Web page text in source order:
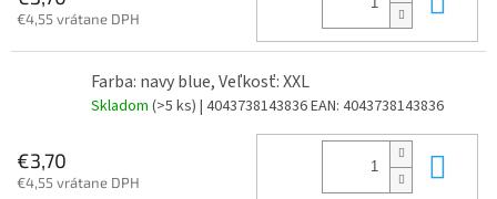
€4,55 vrátane DPH
Farba: navy blue, Veľkosť: XXL
Skladom (>5 ks) | 4043738143836EAN: 4043738143836
€3,70
€4,55 vrátane DPH